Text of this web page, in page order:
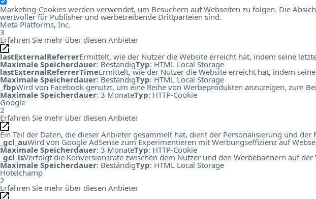
Marketing-Cookies werden verwendet, um Besuchern auf Webseiten zu folgen. Die
wertvoller für Publisher und werbetreibende Drittparteien sind.
Meta Platforms, Inc.
3
Erfahren Sie mehr über diesen Anbieter
lastExternalReferrerErmittelt, wie der Nutzer die Website erreicht hat, indem seine
Maximale Speicherdauer: BeständigTyp: HTML Local Storage
lastExternalReferrerTimeErmittelt, wie der Nutzer die Website erreicht hat, indem
Maximale Speicherdauer: BeständigTyp: HTML Local Storage
_fbpWird von Facebook genutzt, um eine Reihe von Werbeprodukten anzuzeigen, zum
Maximale Speicherdauer: 3 MonateTyp: HTTP-Cookie
Google
2
Erfahren Sie mehr über diesen Anbieter
Ein Teil der Daten, die dieser Anbieter gesammelt hat, dient der Personalisierung und
_gcl_auWird von Google AdSense zum Experimentieren mit Werbungseffizienz auf
Maximale Speicherdauer: 3 MonateTyp: HTTP-Cookie
_gcl_lsVerfolgt die Konversionsrate zwischen dem Nutzer und den Werbebannern auf
Maximale Speicherdauer: BeständigTyp: HTML Local Storage
Hotelchamp
2
Erfahren Sie mehr über diesen Anbieter